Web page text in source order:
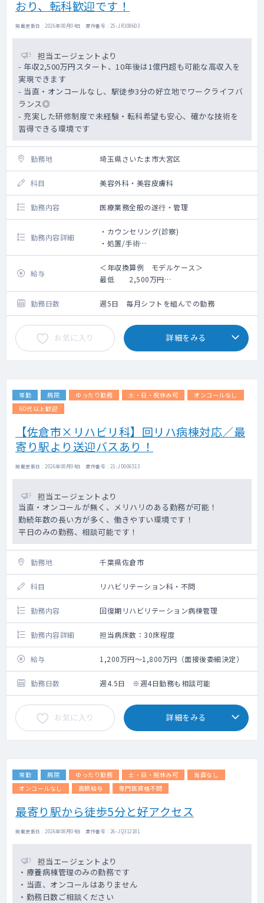
おり、転科歓迎です！
掲載更新日 : 2026年08月04日 案件番号 : 25-JR308603
担当エージェントより
- 年収2,500万円スタート、10年後は1億円超も可能な高収入を
実現できます
- 当直・オンコールなし、駅徒歩3分の好立地でワークライフバ
ランス◎
- 充実した研修制度で未経験・転科希望も安心、確かな技術を
習得できる環境です
勤務地 埼玉県さいたま市大宮区
科目 美容外科・美容皮膚科
勤務内容 医療業務全般の遂行・管理
勤務内容詳細
・カウンセリング(診察)
・処置/手術
・マネジメント
・マーケティング
・人材育成
給与
＜年収換算例 モデルケース＞
最低 2,500万円
1年目 2,500万円～3,400万円
2年目 2,600万円～6,000万円
3年目 3,000万円～8,000万円
4～9年 3,500万円～8,000万円
10年～ 5,000万円～1億円以上
勤務日数 週5日 毎月シフトを組んでの勤務
お気に入り 詳細をみる
常勤 病院 ゆったり勤務 土・日・祝休み可
オンコールなし
60代以上歓迎
【佐倉市×リハビリ科】回リハ病棟対応／最
寄り駅より送迎バスあり！
掲載更新日 : 2026年08月04日 案件番号 : 21-JD006513
担当エージェントより
当直・オンコールが無く、メリハリのある勤務が可能！
勤続年数の長い方が多く、働きやすい環境です！
平日のみの勤務、相談可能です！
勤務地 千葉県佐倉市
科目 リハビリテーション科・不問
勤務内容 回復期リハビリテーション病棟管理
勤務内容詳細 担当病床数：30床程度
給与 1,200万円～1,800万円（面接後委細決定）
勤務日数 週4.5日 ※週4日勤務も相談可能
お気に入り 詳細をみる
常勤 病院 ゆったり勤務 土・日・祝休み可
当直なし
オンコールなし
高額給与 専門医資格不問
最寄り駅から徒歩5分と好アクセス
掲載更新日 : 2026年08月04日 案件番号 : 26-JQ312181
担当エージェントより
・療養病棟管理のみの勤務です
・当直、オンコールはありません
・勤務日数ご相談ください